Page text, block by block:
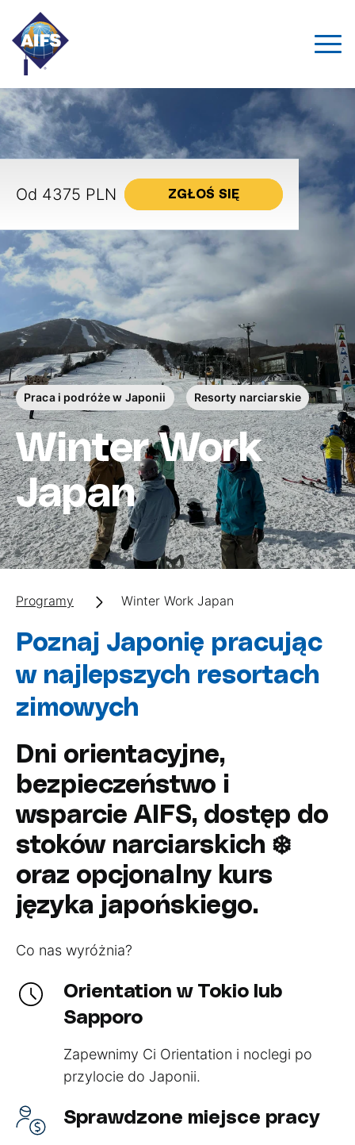
Od 4375 PLN ZGŁOŚ SIĘ
Praca i podróże w Japonii Resorty narciarskie
Winter Work
Japan
Programy Winter Work Japan
Poznaj Japonię pracując
w najlepszych resortach
zimowych
Dni orientacyjne,
bezpieczeństwo i
wsparcie AIFS, dostęp do
stoków narciarskich ❄️
oraz opcjonalny kurs
języka japońskiego.
Co nas wyróżnia?
Orientation w Tokio lub
Sapporo
Zapewnimy Ci Orientation i noclegi po
przylocie do Japonii.
Sprawdzone miejsce pracy